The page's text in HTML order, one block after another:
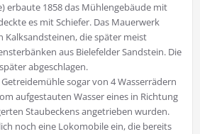
erbaute 1858 das Mühlengebäude mit
es mit Schiefer. Das Mauerwerk
Kalksandsteinen, die später meist
aus Bielefelder Sandstein. Die
abgeschlagen.
sogar von 4 Wasserrädern
aufgestauten Wasser eines in Richtung
Staubeckens angetrieben wurden.
noch eine Lokomobile ein, die bereits